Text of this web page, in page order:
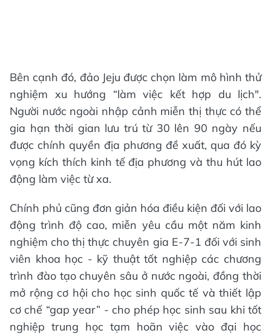
Bên cạnh đó, đảo Jeju được chọn làm mô hình thử
nghiệm xu hướng “làm việc kết hợp du lịch".
Người nước ngoài nhập cảnh miễn thị thực có thể
gia hạn thời gian lưu trú từ 30 lên 90 ngày nếu
được chính quyền địa phương đề xuất, qua đó kỳ
vọng kích thích kinh tế địa phương và thu hút lao
động làm việc từ xa.
Chính phủ cũng đơn giản hóa điều kiện đối với lao
động trình độ cao, miễn yêu cầu một năm kinh
nghiệm cho thị thực chuyên gia E-7-1 đối với sinh
viên khoa học - kỹ thuật tốt nghiệp các chương
trình đào tạo chuyên sâu ở nước ngoài, đồng thời
mở rộng cơ hội cho học sinh quốc tế và thiết lập
cơ chế “gap year” - cho phép học sinh sau khi tốt
nghiệp trung học tạm hoãn việc vào đại học